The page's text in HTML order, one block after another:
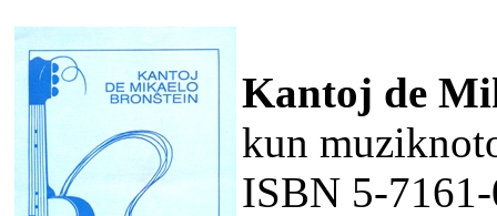
Kantoj de
kun
ISBN 5-